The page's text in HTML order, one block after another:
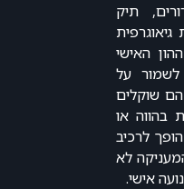
תיק
האישי
לשמור על
הם שוקלים
בהווה או
לרכיב
לא
אישי.